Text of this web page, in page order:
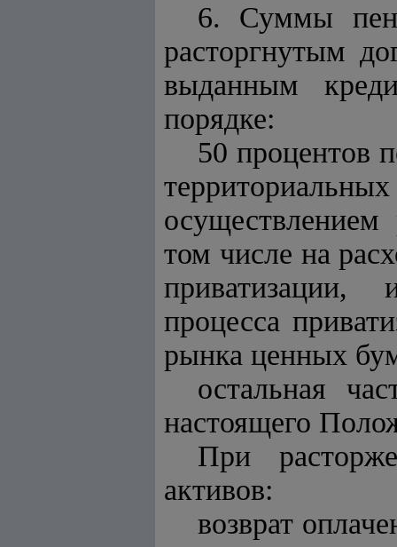
6. Суммы
расторгнутым
выданным
порядке:
50 процентов
том числе на
приватизации,
процесса
рынка ценных
остальная
настоящего
При
активов:
возврат